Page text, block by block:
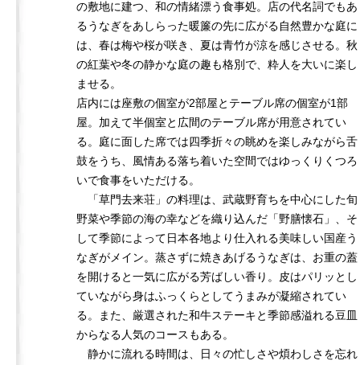
の敷地に建つ、和の情緒漂う食事処。店の代名詞でもあ
るうなぎをあしらった暖簾の先に広がる自然豊かな庭に
は、春は梅や桜が咲き、夏は青竹が涼を感じさせる。秋
の紅葉や冬の静かな庭の趣も格別で、粋人を大いに楽し
ませる。
店内には座敷の個室が2部屋とテーブル席の個室が1部
屋。加えて半個室と広間のテーブル席が用意されてい
る。庭に面した席では四季折々の眺めを楽しみながら舌
鼓をうち、風情ある落ち着いた空間ではゆっくりくつろ
いで食事をいただける。
「草門去来荘」の料理は、武蔵野育ちを中心にした旬
野菜や季節の海の幸などを織り込んだ「野膳懐石」、そ
して季節によって日本各地より仕入れる美味しい国産う
なぎがメイン。蒸さずに焼きあげるうなぎは、お重の蓋
を開けると一気に広がる芳ばしい香り。皮はパリッとし
ていながら身はふっくらとしてうまみが凝縮されてい
る。また、厳選された和牛ステーキと季節感溢れる豆皿
からなる人気のコースもある。
静かに流れる時間は、日々の忙しさや煩わしさを忘れ